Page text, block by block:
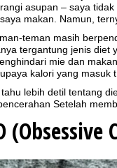
asupan – saya
makan. Namun,
teman masih
tergantung jenis diet
mie dan
kalori yang masuk
lebih detil tentang
Setelah
(Obsessive